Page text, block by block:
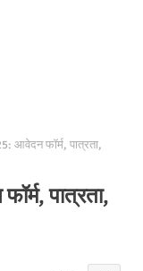
आवेदन फॉर्म, पात्रता,
पात्रता,